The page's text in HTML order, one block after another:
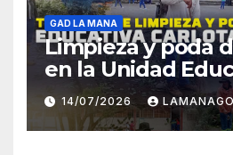
GAD LA MANA
Limpieza y poda
en la Unidad
Carlota Jaramillo
14/07/2026